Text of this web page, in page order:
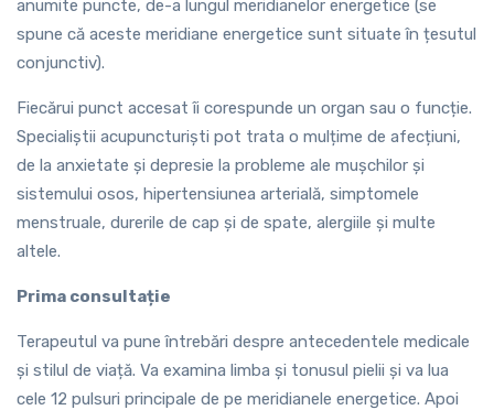
anumite puncte, de-a lungul meridianelor energetice (se
spune că aceste meridiane energetice sunt situate în țesutul
conjunctiv).
Fiecărui punct accesat îi corespunde un organ sau o funcție.
Specialiștii acupuncturiști pot trata o mulțime de afecțiuni,
de la anxietate și depresie la probleme ale mușchilor și
sistemului osos, hipertensiunea arterială, simptomele
menstruale, durerile de cap și de spate, alergiile și multe
altele.
Prima consultație
Terapeutul va pune întrebări despre antecedentele medicale
și stilul de viață. Va examina limba și tonusul pielii și va lua
cele 12 pulsuri principale de pe meridianele energetice. Apoi